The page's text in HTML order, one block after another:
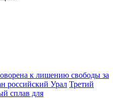
к лишению свободы за
российский Урал Третий
сплав для